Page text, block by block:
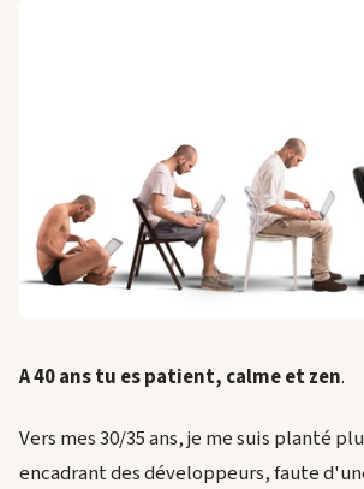
A 40 ans tu es patient, calme et zen.
Vers mes 30/35 ans, je me suis planté
encadrant des développeurs, faute